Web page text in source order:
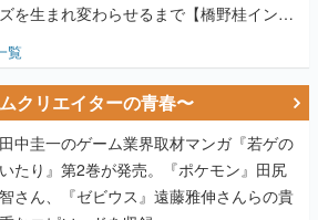
ズを生まれ変わらせるまで【橋野桂インタ
覧
クリエイターの青春〜
田中圭一のゲーム業界取材マンガ『若ゲの
いたり』第2巻が発売。『ポケモン』田尻
智さん、『ゼビウス』遠藤雅伸さんらの貴